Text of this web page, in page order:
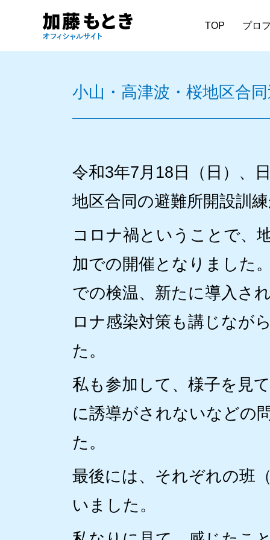
TOP プロ
小山・高津波・桜地区合
令和3年7月18日（日）、
地区合同の避難所開設訓
コロナ禍ということで、
加での開催となりました
での検温、新たに導入さ
ロナ感染対策も講じなが
た。
私も参加して、様子を見
に誘導がされないなどの
た。
最後には、それぞれの班
いました。